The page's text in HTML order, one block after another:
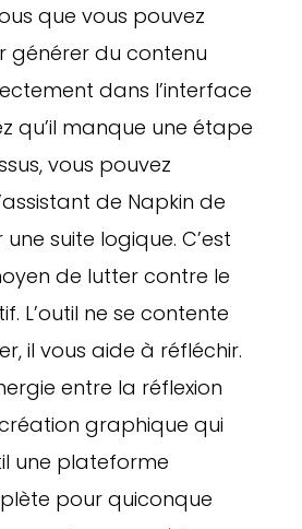
que vous pouvez
générer du contenu
dans l’interface
qu’il manque une étape
vous pouvez
de Napkin de
suite logique. C’est
de lutter contre le
L’outil ne se contente
il vous aide à réfléchir.
entre la réflexion
graphique qui
une plateforme
pour quiconque